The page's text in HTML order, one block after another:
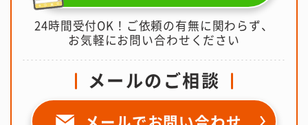
24時間受付OK！ご依頼の有無に関わらず、
お気軽にお問い合わせください
メールのご相談